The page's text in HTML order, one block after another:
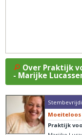
Over Praktijk
- Marijke
Praktijk